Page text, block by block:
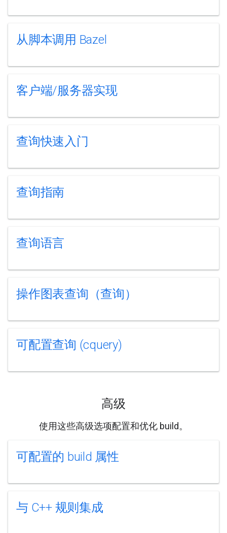
从脚本调用 Bazel
客户端/服务器实现
查询快速入门
查询指南
查询语言
操作图表查询（查询）
可配置查询 (cquery)
高级
使用这些高级选项配置和优化 build。
可配置的 build 属性
与 C++ 规则集成